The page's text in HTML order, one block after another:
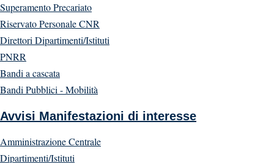
Superamento Precariato
Riservato Personale CNR
Direttori Dipartimenti/Istituti
PNRR
Bandi a cascata
Bandi Pubblici - Mobilità
Avvisi Manifestazioni di interesse
Amministrazione Centrale
Dipartimenti/Istituti